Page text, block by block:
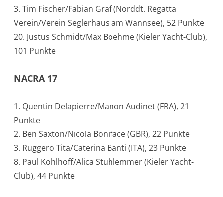
3. Tim Fischer/Fabian Graf (Norddt. Regatta
Verein/Verein Seglerhaus am Wannsee), 52 Punkte
20. Justus Schmidt/Max Boehme (Kieler Yacht-Club),
101 Punkte
NACRA 17
1. Quentin Delapierre/Manon Audinet (FRA), 21
Punkte
2. Ben Saxton/Nicola Boniface (GBR), 22 Punkte
3. Ruggero Tita/Caterina Banti (ITA), 23 Punkte
8. Paul Kohlhoff/Alica Stuhlemmer (Kieler Yacht-
Club), 44 Punkte